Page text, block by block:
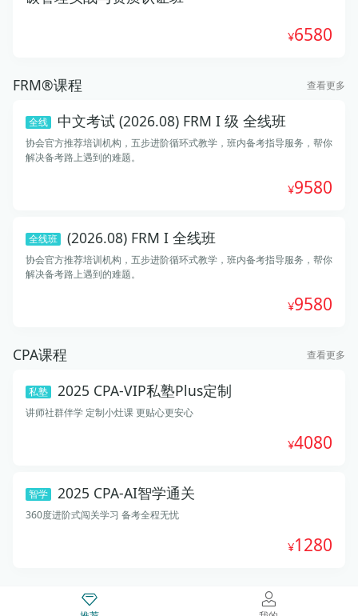
6580
FRM®课程 查看更多
全线 中文考试 (2026.08) FRM I 级 全线班
协会官方推荐培训机构，五步进阶循环式教学，班内备考指导服务，帮你
解决备考路上遇到的难题。
9580
全线班 (2026.08) FRM I 全线班
协会官方推荐培训机构，五步进阶循环式教学，班内备考指导服务，帮你
解决备考路上遇到的难题。
9580
CPA课程 查看更多
私塾 2025 CPA-VIP私塾Plus定制
讲师社群伴学 定制小灶课 更贴心更安心
4080
智学 2025 CPA-AI智学通关
360度进阶式闯关学习 备考全程无忧
1280